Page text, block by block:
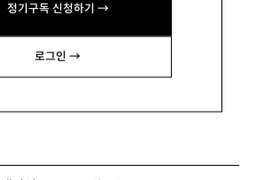
정기구독 신청하기 →
로그인 →